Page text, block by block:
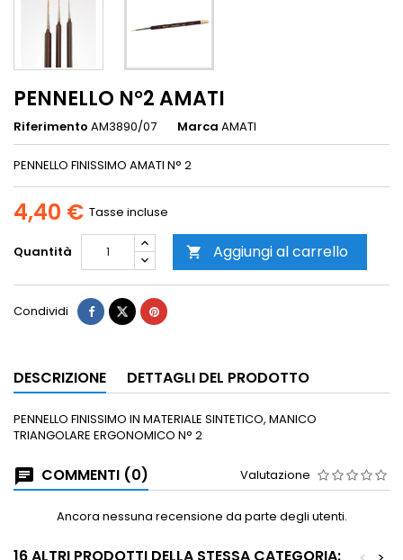
PENNELLO N°2 AMATI
Riferimento AM3890/07 Marca AMATI
PENNELLO FINISSIMO AMATI N° 2
4,40 € Tasse incluse
Quantità  Aggiungi al carrello
Condividi
DESCRIZIONE DETTAGLI DEL PRODOTTO
PENNELLO FINISSIMO IN MATERIALE SINTETICO, MANICO
TRIANGOLARE ERGONOMICO N° 2
COMMENTI (0) Valutazione
Ancora nessuna recensione da parte degli utenti.